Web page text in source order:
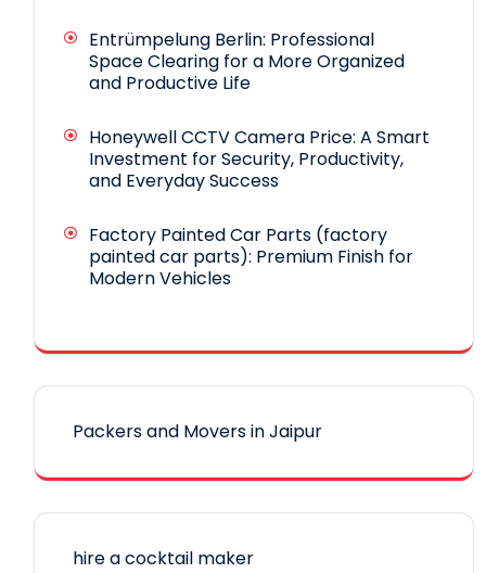
Entrümpelung Berlin: Professional
Space Clearing for a More Organized
and Productive Life
Honeywell CCTV Camera Price: A Smart
Investment for Security, Productivity,
and Everyday Success
Factory Painted Car Parts (factory
painted car parts): Premium Finish for
Modern Vehicles
Packers and Movers in Jaipur
hire a cocktail maker